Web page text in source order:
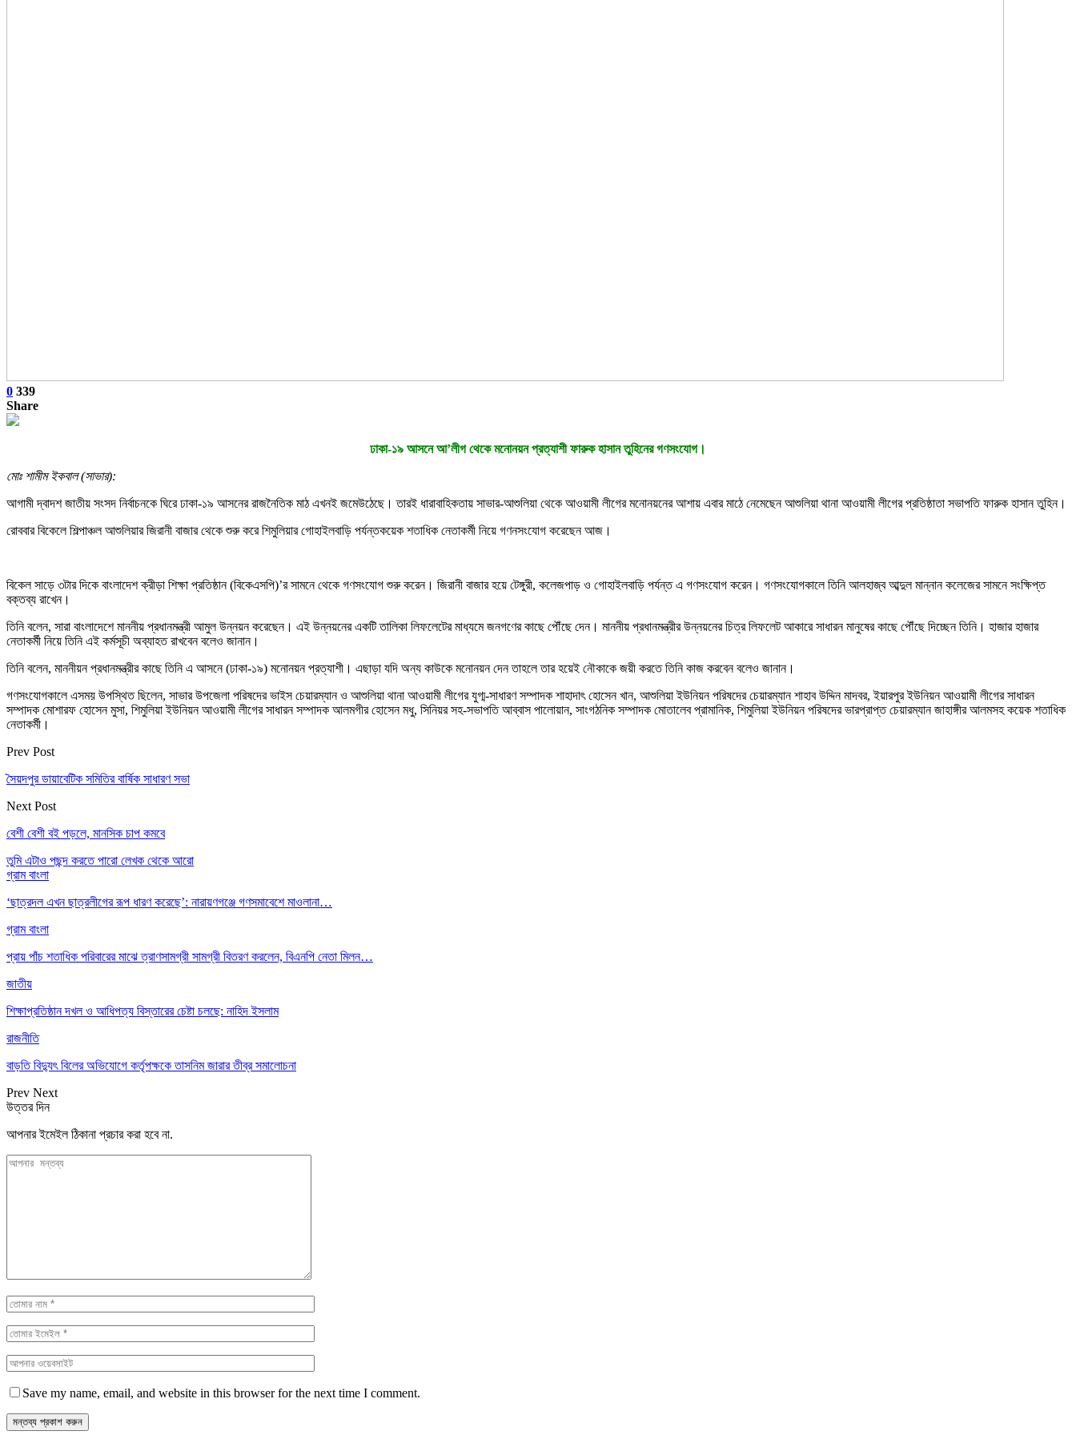
0 339
Share
ঢাকা-১৯ আসনে আ’লীগ থেকে মনোনয়ন প্রত্যাশী ফারুক হাসান তুহিনের গণসংযোগ।
মোঃ শামীম ইকবাল (সাভার):
আগামী দ্বাদশ জাতীয় সংসদ নির্বাচনকে ঘিরে ঢাকা-১৯ আসনের রাজনৈতিক মাঠ এখনই জমেউঠেছে। তারই ধারাবাহিকতায় সাভার-আশুলিয়া থেকে আওয়ামী লীগের মনোনয়নের আশায় এবার মাঠে নেমেছেন আশুলিয়া থানা আওয়ামী লীগের প্রতিষ্ঠাতা সভাপতি ফারুক হাসান তুহিন।
রোববার বিকেলে শিল্পাঞ্চল আশুলিয়ার জিরানী বাজার থেকে শুরু করে শিমুলিয়ার গোহাইলবাড়ি পর্যন্তকয়েক শতাধিক নেতাকর্মী নিয়ে গণনসংযোগ করেছেন আজ।
বিকেল সাড়ে ৩টার দিকে বাংলাদেশ ক্রীড়া শিক্ষা প্রতিষ্ঠান (বিকেএসপি)’র সামনে থেকে গণসংযোগ শুরু করেন। জিরানী বাজার হয়ে টেঙ্গুরী, কলেজপাড় ও গোহাইলবাড়ি পর্যন্ত এ গণসংযোগ করেন। গণসংযোগকালে তিনি আলহাজ্ব আব্দুল মান্নান কলেজের সামনে সংক্ষিপ্ত
বক্তব্য রাখেন।
তিনি বলেন, সারা বাংলাদেশে মাননীয় প্রধানমন্ত্রী আমুল উন্নয়ন করেছেন। এই উন্নয়নের একটি তালিকা লিফলেটের মাধ্যমে জনগণের কাছে পৌঁছে দেন। মাননীয় প্রধানমন্ত্রীর উন্নয়নের চিত্র লিফলেট আকারে সাধারন মানুষের কাছে পৌঁছে দিচ্ছেন তিনি। হাজার হাজার
নেতাকর্মী নিয়ে তিনি এই কর্মসূচী অব্যাহত রাখবেন বলেও জানান।
তিনি বলেন, মাননীয়ন প্রধানমন্ত্রীর কাছে তিনি এ আসনে (ঢাকা-১৯) মনোনয়ন প্রত্যাশী। এছাড়া যদি অন্য কাউকে মনোনয়ন দেন তাহলে তার হয়েই নৌকাকে জয়ী করতে তিনি কাজ করবেন বলেও জানান।
গণসংযোগকালে এসময় উপস্থিত ছিলেন, সাভার উপজেলা পরিষদের ভাইস চেয়ারম্যান ও আশুলিয়া থানা আওয়ামী লীগের যুগ্ম-সাধারণ সম্পাদক শাহাদাৎ হোসেন খান, আশুলিয়া ইউনিয়ন পরিষদের চেয়ারম্যান শাহাব উদ্দিন মাদবর, ইয়ারপুর ইউনিয়ন আওয়ামী লীগের সাধারন
সম্পাদক মোশারফ হোসেন মুসা, শিমুলিয়া ইউনিয়ন আওয়ামী লীগের সাধারন সম্পাদক আলমগীর হোসেন মধু, সিনিয়র সহ-সভাপতি আব্বাস পালোয়ান, সাংগঠনিক সম্পাদক মোতালেব প্রামানিক, শিমুলিয়া ইউনিয়ন পরিষদের ভারপ্রাপ্ত চেয়ারম্যান জাহাঙ্গীর আলমসহ কয়েক শতাধিক
নেতাকর্মী।
Prev Post
সৈয়দপুর ডায়াবেটিক সমিতির বার্ষিক সাধারণ সভা
Next Post
বেশী বেশী বই পড়লে, মানসিক চাপ কমবে
তুমি এটাও পছন্দ করতে পারো লেখক থেকে আরো
গ্রাম বাংলা
‘ছাত্রদল এখন ছাত্রলীগের রূপ ধারণ করেছে’: নারায়ণগঞ্জে গণসমাবেশে মাওলানা…
গ্রাম বাংলা
প্রায় পাঁচ শতাধিক পরিবারের মাঝে ত্রাণসামগ্রী সামগ্রী বিতরণ করলেন, বিএনপি নেতা মিলন…
জাতীয়
শিক্ষাপ্রতিষ্ঠান দখল ও আধিপত্য বিস্তারের চেষ্টা চলছে: নাহিদ ইসলাম
রাজনীতি
বাড়তি বিদ্যুৎ বিলের অভিযোগে কর্তৃপক্ষকে তাসনিম জারার তীব্র সমালোচনা
Prev Next
উত্তর দিন
আপনার ইমেইল ঠিকানা প্রচার করা হবে না.
Save my name, email, and website in this browser for the next time I comment.